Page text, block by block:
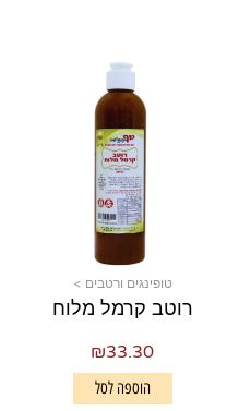
טופינגים ורטבים >
רוטב קרמל מלוח
₪33.30
הוספה לסל